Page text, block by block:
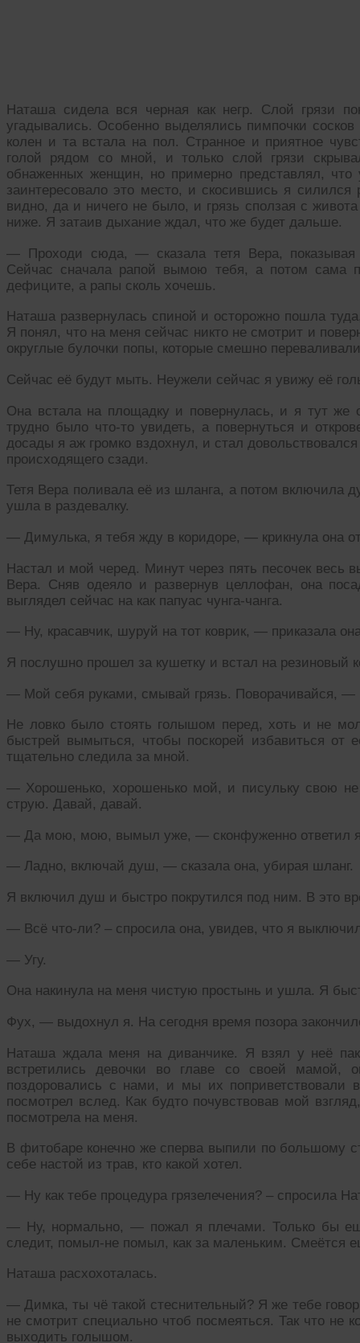
Наташа сидела вся черная как негр. Слой грязи
угадывались. Особенно выделялись пимпочки
колен и та встала на пол. Странное и приятное
голой рядом со мной, и только слой грязи
обнаженных женщин, но примерно представлял,
заинтересовало это место, и скосившись я
видно, да и ничего не было, и грязь сползая с
ниже. Я затаив дыхание ждал, что же будет дальше.
— Проходи сюда, — сказала тетя Вера,
Сейчас сначала рапой вымою тебя, а потом сама
дефиците, а рапы сколь хочешь.
Наташа развернулась спиной и осторожно пошла
Я понял, что на меня сейчас никто не смотрит и
округлые булочки попы, которые смешно
Сейчас её будут мыть. Неужели сейчас я увижу её
Она встала на площадку и повернулась, и я тут же
трудно было что-то увидеть, а повернуться и
досады я аж громко вздохнул, и стал
происходящего сзади.
Тетя Вера поливала её из шланга, а потом
ушла в раздевалку.
— Димулька, я тебя жду в коридоре, — крикнула она
Настал и мой черед. Минут через пять песочек весь
Вера. Сняв одеяло и развернув целлофан, она
выглядел сейчас на как папуас чунга-чанга.
— Ну, красавчик, шуруй на тот коврик, — приказала
Я послушно прошел за кушетку и встал на резиновый
— Мой себя руками, смывай грязь. Поворачивайся, —
Не ловко было стоять голышом перед, хоть и не
быстрей вымыться, чтобы поскорей избавиться от
тщательно следила за мной.
— Хорошенько, хорошенько мой, и писульку свою
струю. Давай, давай.
— Да мою, мою, вымыл уже, — сконфуженно ответил
— Ладно, включай душ, — сказала она, убирая шланг.
Я включил душ и быстро покрутился под ним. В это
— Всё что-ли? – спросила она, увидев, что я
— Угу.
Она накинула на меня чистую простынь и ушла. Я
Фух, — выдохнул я. На сегодня время позора
Наташа ждала меня на диванчике. Я взял у неё
встретились девочки во главе со своей
поздоровались с нами, и мы их поприветствовали
посмотрел вслед. Как будто почувствовав мой
посмотрела на меня.
В фитобаре конечно же сперва выпили по большому
себе настой из трав, кто какой хотел.
— Ну как тебе процедура грязелечения? – спросила
— Ну, нормально, — пожал я плечами. Только бы
следит, помыл-не помыл, как за маленьким. Смеётся
Наташа расхохоталась.
— Димка, ты чё такой стеснительный? Я же тебе
не смотрит специально чтоб посмеяться. Так что не
выходить голышом.